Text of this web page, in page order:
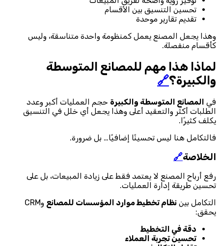
تحسين التنسيق بين الأقسام
تقديم تقارير موحدة
وهذا يجعل المصنع يعمل كمنظومة واحدة متناسقة، وليس
كأقسام منفصلة.
لماذا هذا مهم للمصانع المتوسطة
والكبيرة؟🔗
في المصانع المتوسطة والكبيرة حجم العمليات أكبر وعدد
الطلبات أكثر والتعقيد أعلى وهذا يجعل أي خلل في التنسيق
يكلف كثيرًا.
فالتكامل هنا ليس تحسينًا إضافيًا… بل ضرورة.
الخلاصة🔗
رفع أرباح المصنع لا يعتمد فقط على زيادة المبيعات، بل على
تحسين طريقة إدارة العمليات.
التكامل بين نظام تخطيط موارد المؤسسات للمصانع
وCRM
يحقق:
دقة في التخطيط
تحسين تجربة العملاء